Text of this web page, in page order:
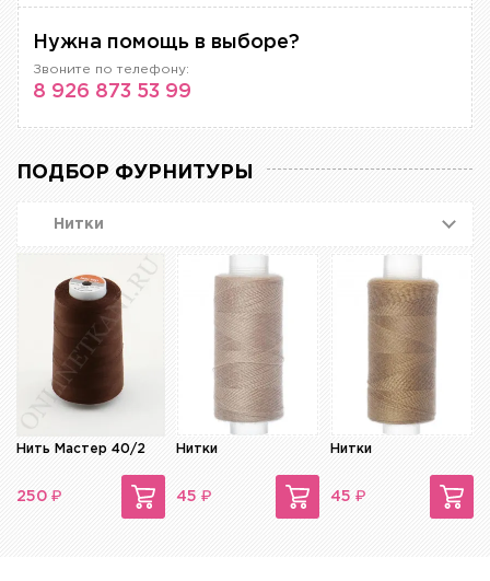
Нужна помощь в выборе?
Звоните по телефону:
8 926 873 53 99
ПОДБОР ФУРНИТУРЫ
Нитки
Нить Мастер 40/2
250 ₽
Нитки
45 ₽
Нитки
45 ₽